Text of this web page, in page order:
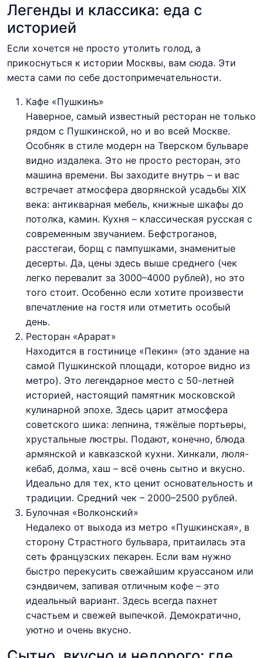
Легенды и классика: еда с
историей
Если хочется не просто утолить голод, а
прикоснуться к истории Москвы, вам сюда. Эти
места сами по себе достопримечательности.
Кафе «Пушкинъ»
Наверное, самый известный ресторан не только
рядом с Пушкинской, но и во всей Москве.
Особняк в стиле модерн на Тверском бульваре
видно издалека. Это не просто ресторан, это
машина времени. Вы заходите внутрь – и вас
встречает атмосфера дворянской усадьбы XIX
века: антикварная мебель, книжные шкафы до
потолка, камин. Кухня – классическая русская с
современным звучанием. Бефстроганов,
расстегаи, борщ с пампушками, знаменитые
десерты. Да, цены здесь выше среднего (чек
легко перевалит за 3000–4000 рублей), но это
того стоит. Особенно если хотите произвести
впечатление на гостя или отметить особый
день.
Ресторан «Арарат»
Находится в гостинице «Пекин» (это здание на
самой Пушкинской площади, которое видно из
метро). Это легендарное место с 50-летней
историей, настоящий памятник московской
кулинарной эпохе. Здесь царит атмосфера
советского шика: лепнина, тяжёлые портьеры,
хрустальные люстры. Подают, конечно, блюда
армянской и кавказской кухни. Хинкали, люля-
кебаб, долма, хаш – всё очень сытно и вкусно.
Идеально для тех, кто ценит основательность и
традиции. Средний чек – 2000–2500 рублей.
Булочная «Волконский»
Недалеко от выхода из метро «Пушкинская», в
сторону Страстного бульвара, притаилась эта
сеть французских пекарен. Если вам нужно
быстро перекусить свежайшим круассаном или
сэндвичем, запивая отличным кофе – это
идеальный вариант. Здесь всегда пахнет
счастьем и свежей выпечкой. Демократично,
уютно и очень вкусно.